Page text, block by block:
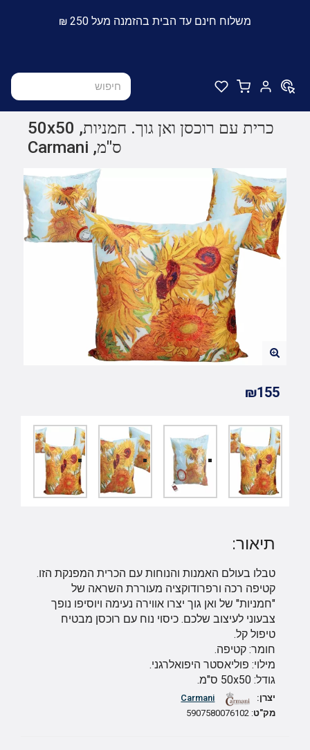
משלוח חינם עד הבית בהזמנה מעל 250 ₪
כרית עם רוכסן ואן גוך. חמניות, 50x50
ס"מ, Carmani
₪155
תיאור:
טבלו בעולם האמנות והנוחות עם הכרית המפנקת הזו.
קטיפה רכה ורפרודוקציה מעוררת השראה של
"חמניות" של ואן גוך יצרו אווירה נעימה ויוסיפו נופך
צבעוני לעיצוב שלכם. כיסוי נוח עם רוכסן מבטיח
טיפול קל.
חומר: קטיפה.
מילוי: פוליאסטר היפואלרגני.
גודל: 50x50 ס"מ.
יצרן:
Carmani
מק"ט: 5907580076102